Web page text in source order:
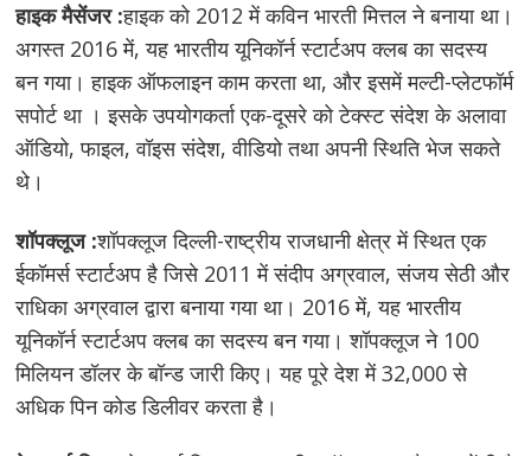
हाइक मैसेंजर :हाइक को 2012 में कविन भारती मित्तल ने बनाया था।
अगस्त 2016 में, यह भारतीय यूनिकॉर्न स्टार्टअप क्लब का सदस्य
बन गया। हाइक ऑफलाइन काम करता था, और इसमें मल्टी-प्लेटफॉर्म
सपोर्ट था । इसके उपयोगकर्ता एक-दूसरे को टेक्स्ट संदेश के अलावा
ऑडियो, फाइल, वॉइस संदेश, वीडियो तथा अपनी स्थिति भेज सकते
थे।
शॉपक्लूज :शॉपक्लूज दिल्ली-राष्ट्रीय राजधानी क्षेत्र में स्थित एक
ईकॉमर्स स्टार्टअप है जिसे 2011 में संदीप अग्रवाल, संजय सेठी और
राधिका अग्रवाल द्वारा बनाया गया था। 2016 में, यह भारतीय
यूनिकॉर्न स्टार्टअप क्लब का सदस्य बन गया। शॉपक्लूज ने 100
मिलियन डॉलर के बॉन्ड जारी किए। यह पूरे देश में 32,000 से
अधिक पिन कोड डिलीवर करता है।